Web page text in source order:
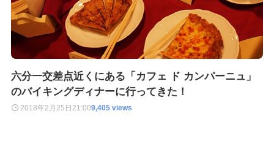
六分一交差点近くにある「カフェ ド カンパーニュ」
のバイキングディナーに行ってきた！
2018年2月25日 21:009,405 views